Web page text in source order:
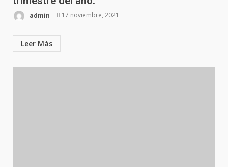
admin 17 noviembre, 2021
Leer Más